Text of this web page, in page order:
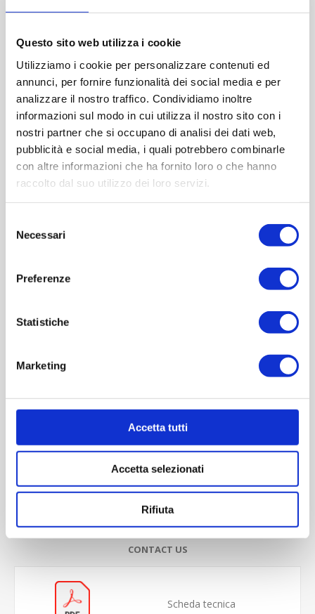
Questo sito web utilizza i cookie
Utilizziamo i cookie per personalizzare contenuti ed
annunci, per fornire funzionalità dei social media e per
analizzare il nostro traffico. Condividiamo inoltre
informazioni sul modo in cui utilizza il nostro sito con i
nostri partner che si occupano di analisi dei dati web,
pubblicità e social media, i quali potrebbero combinarle
con altre informazioni che ha fornito loro o che hanno
raccolto dal suo utilizzo dei loro servizi.
delNecessari
Preferenze
Statistiche
Marketing
Accetta tutti
Accetta selezionati
Rifiuta
Capacità (ml):3000
Peso (gr):2950
Larghezza (mm):0
Quantità per imballo (ordine minimo 1 collo):157
Cod.: VS0263
Please select the address you want to ship to
REVIEWS
CONTACT US
Scheda tecnica